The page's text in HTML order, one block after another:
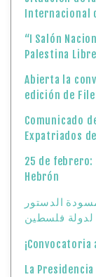
Internacional
“I Salón
Palestina
Abierta la
edición de
Comunicado
Expatriados
25 de febrero:
Hebrón
الدستور
فلسطين
La